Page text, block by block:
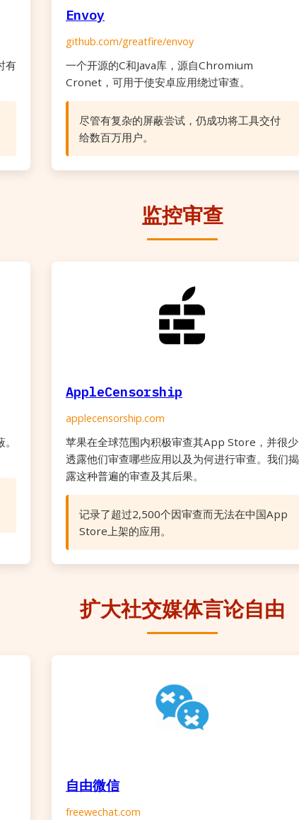
有
Envoy
github.com/greatfire/envoy
一个开源的C和Java库，源自Chromium
Cronet，可用于使安卓应用绕过审查。
尽管有复杂的屏蔽尝试，仍成功将工具交付
给数百万用户。
监控审查
AppleCensorship
applecensorship.com
苹果在全球范围内积极审查其App Store，并很少
透露他们审查哪些应用以及为何进行审查。我们揭
露这种普遍的审查及其后果。
记录了超过2,500个因审查而无法在中国App
Store上架的应用。
扩大社交媒体言论自由
自由微信
freewechat.com